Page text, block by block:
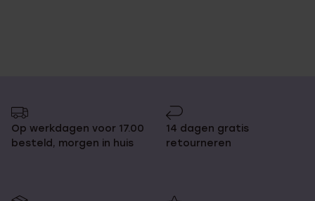
Op werkdagen voor 17.00
besteld, morgen in huis
14 dagen gratis
retourneren